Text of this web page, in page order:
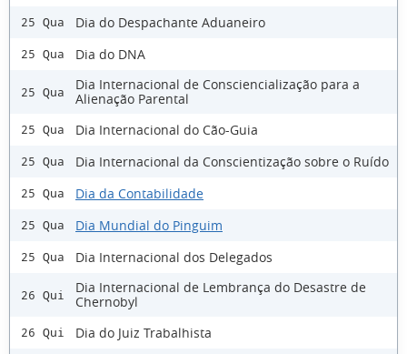
25 Qua Dia do Despachante Aduaneiro
25 Qua Dia do DNA
25 Qua
Dia Internacional de Consciencialização para a
Alienação Parental
25 Qua Dia Internacional do Cão-Guia
25 Qua Dia Internacional da Conscientização sobre o Ruído
25 Qua Dia da Contabilidade
25 Qua Dia Mundial do Pinguim
25 Qua Dia Internacional dos Delegados
26 Qui
Dia Internacional de Lembrança do Desastre de
Chernobyl
26 Qui Dia do Juiz Trabalhista